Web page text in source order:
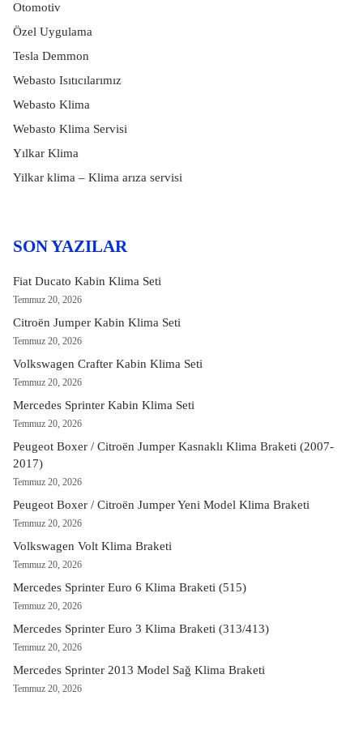
Otomotiv
Özel Uygulama
Tesla Demmon
Webasto Isıtıcılarımız
Webasto Klima
Webasto Klima Servisi
Yılkar Klima
Yilkar klima – Klima arıza servisi
SON YAZILAR
Fiat Ducato Kabin Klima Seti
Temmuz 20, 2026
Citroën Jumper Kabin Klima Seti
Temmuz 20, 2026
Volkswagen Crafter Kabin Klima Seti
Temmuz 20, 2026
Mercedes Sprinter Kabin Klima Seti
Temmuz 20, 2026
Peugeot Boxer / Citroën Jumper Kasnaklı Klima Braketi (2007-
2017)
Temmuz 20, 2026
Peugeot Boxer / Citroën Jumper Yeni Model Klima Braketi
Temmuz 20, 2026
Volkswagen Volt Klima Braketi
Temmuz 20, 2026
Mercedes Sprinter Euro 6 Klima Braketi (515)
Temmuz 20, 2026
Mercedes Sprinter Euro 3 Klima Braketi (313/413)
Temmuz 20, 2026
Mercedes Sprinter 2013 Model Sağ Klima Braketi
Temmuz 20, 2026